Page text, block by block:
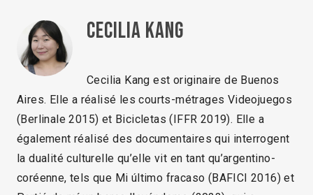
Cecilia Kang
Cecilia Kang est originaire de Buenos
Aires. Elle a réalisé les courts-métrages Videojuegos
(Berlinale 2015) et Bicicletas (IFFR 2019). Elle a
également réalisé des documentaires qui interrogent
la dualité culturelle qu’elle vit en tant qu’argentino-
coréenne, tels que Mi último fracaso (BAFICI 2016) et